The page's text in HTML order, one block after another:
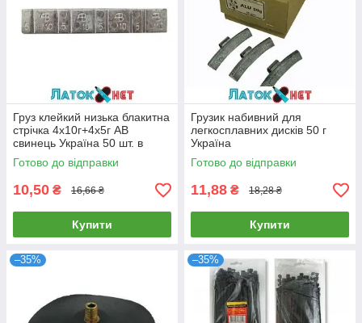
Груз клейкий низька блакитна
стрічка 4х10г+4х5г АВ
свинець Україна 50 шт. в
упаковці 50037
Готово до відправки
10,50 ₴ 16,66 ₴
Купити
Грузик набивний для
легкосплавних дисків 50 г
Україна
Готово до відправки
11,88 ₴ 18,28 ₴
Купити
–35% –35%